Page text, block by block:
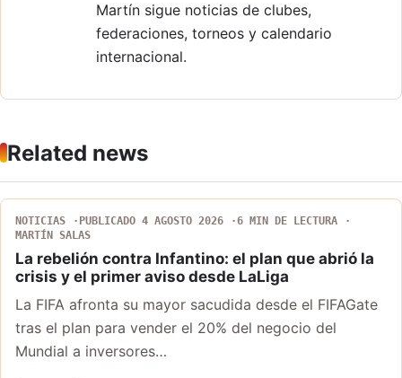
Martín sigue noticias de clubes,
federaciones, torneos y calendario
internacional.
Related news
NOTICIAS PUBLICADO 4 AGOSTO 2026
6 MIN DE LECTURA
MARTÍN SALAS
La rebelión contra Infantino: el plan que abrió la
crisis y el primer aviso desde LaLiga
La FIFA afronta su mayor sacudida desde el FIFAGate
tras el plan para vender el 20% del negocio del
Mundial a inversores…